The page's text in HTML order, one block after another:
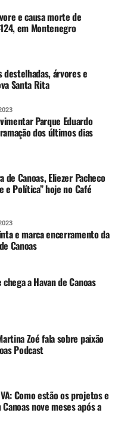
e causa morte de
em Montenegro
destelhadas, árvores e
Santa Rita
Parque Eduardo
dos últimos dias
Canoas, Eliezer Pacheco
e Política” hoje no Café
e marca encerramento da
Canoas
a Havan de Canoas
Zoé fala sobre paixão
Podcast
Como estão os projetos e
nove meses após a